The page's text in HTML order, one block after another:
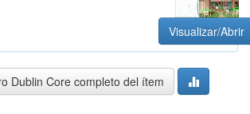
Visualizar/Abrir
Dublin Core completo del ítem